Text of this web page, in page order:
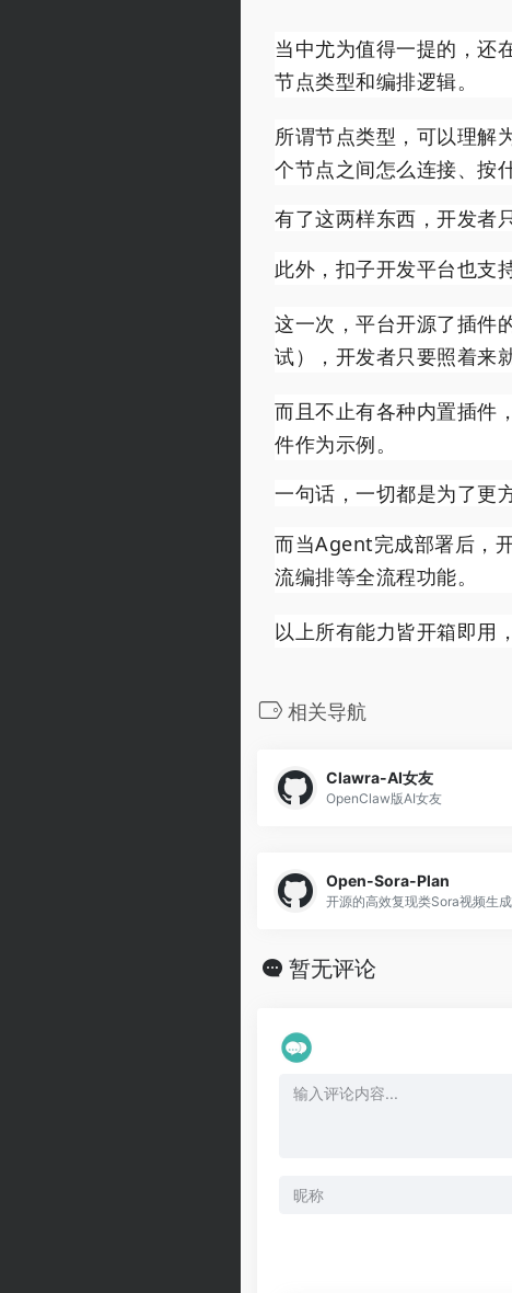
当中尤为值得一提的，还
节点类型和编排逻辑。
所谓节点类型，可以理解
个节点之间怎么连接、按
有了这两样东西，开发者
此外，扣子开发平台也支
这一次，平台开源了插件
试），开发者只要照着来
而且不止有各种内置插件
件作为示例。
一句话，一切都是为了更
而当Agent完成部署后，
流编排等全流程功能。
以上所有能力皆开箱即用，
相关导航
Clawra-AI女友
OpenClaw版AI女友
Open-Sora-Plan
开源的高效复现类Sora视频生成
暂无评论